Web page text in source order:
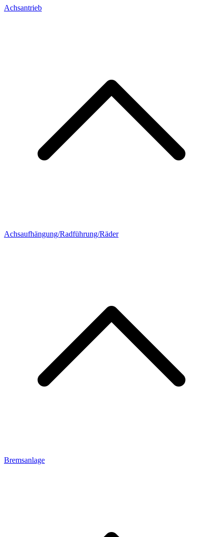
Achsantrieb
Achsaufhängung/Radführung/Räder
Bremsanlage